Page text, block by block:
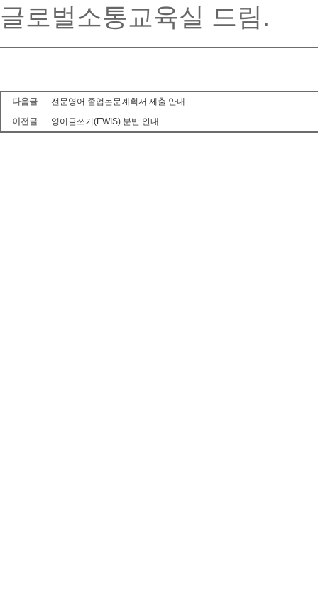
글로벌소통교육실 드림.
다음글
전문영어 졸업논문계획서 제출 안내
이전글
영어글쓰기(EWIS) 분반 안내